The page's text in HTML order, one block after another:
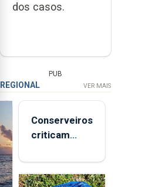
dos casos.
PUB
REGIONAL VER MAIS
Conserveiros
criticam
brancas com
selo Marca